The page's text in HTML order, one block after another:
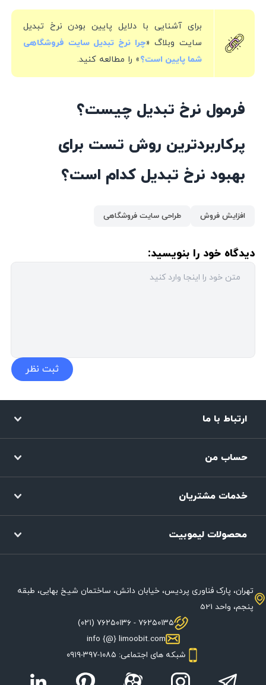
برای آشنایی با دلایل پایین بودن نرخ تبدیل
سایت وبلاگ «چرا نرخ تبدیل سایت فروشگاهی
شما پایین است؟» را مطالعه کنید.
فرمول نرخ تبدیل چیست؟
پرکاربردترین روش تست برای
بهبود نرخ تبدیل کدام است؟
افزایش فروش طراحی سایت فروشگاهی
دیدگاه خود را بنویسید:
ارتباط با ما
حساب من
خدمات مشتریان
محصولات لیموبیت
تهران، پارک فناوری پردیس، خیابان دانش، ساختمان شیخ بهایی، طبقه
پنجم، واحد 521
۷۶۲۵۰۱۳۵ - ۷۶۲۵۰۱۳۶ (۰۲۱)
info {@} limoobit.com
شبکه های اجتماعی: ۱۰۸۵-۳۹۷-۰۹۱۹